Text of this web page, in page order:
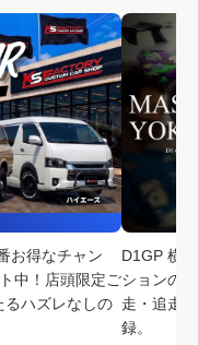
お得なチャン
中！店頭限定ご
るハズレなしの
D1GP 横
ションの
走・追走
録。